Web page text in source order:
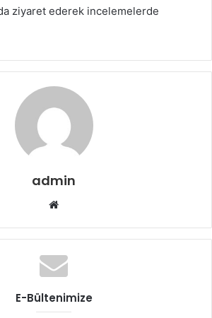
ziyaret ederek incelemelerde
admin
Web
E-Bültenimize